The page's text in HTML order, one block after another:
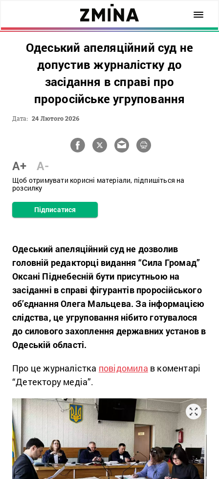
Одеський апеляційний суд не
допустив журналістку до
засідання в справі про
проросійське угруповання
Дата: 24 Лютого 2026
A+ A-
Щоб отримувати корисні матеріали, підпишіться на
розсилку
Підписатися
Одеський апеляційний суд не дозволив
головній редакторці видання “Сила Громад”
Оксані Піднебесній бути присутньою на
засіданні в справі фігурантів проросійського
об’єднання Олега Мальцева. За інформацією
слідства, це угруповання нібито готувалося
до силового захоплення державних установ в
Одеській області.
Про це журналістка повідомила в коментарі
“Детектору медіа”.